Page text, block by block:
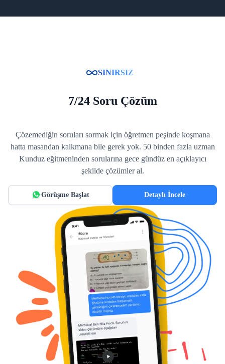
SINIRSIZ
7/24 Soru Çözüm
Çözemediğin soruları sormak için öğretmen peşinde koşmana
hatta masandan kalkmana bile gerek yok. 50 binden fazla uzman
Kunduz eğitmeninden sorularına gece gündüz en açıklayıcı
şekilde çözümler al.
Görüşme Başlat Detaylı İncele